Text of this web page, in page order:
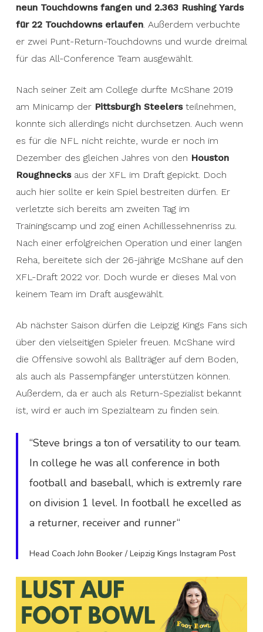
neun Touchdowns fangen und 2.363 Rushing Yards
für 22 Touchdowns erlaufen. Außerdem verbuchte
er zwei Punt-Return-Touchdowns und wurde dreimal
für das All-Conference Team ausgewählt.
Nach seiner Zeit am College durfte McShane 2019
am Minicamp der Pittsburgh Steelersteilnehmen,
konnte sich allerdings nicht durchsetzen. Auch wenn
es für die NFL nicht reichte, wurde er noch im
Dezember des gleichen Jahres von den Houston
Roughnecksaus der XFL im Draft gepickt. Doch
auch hier sollte er kein Spiel bestreiten dürfen. Er
verletzte sich bereits am zweiten Tag im
Trainingscamp und zog einen Achillessehnenriss zu.
Nach einer erfolgreichen Operation und einer langen
Reha, bereitete sich der 26-jährige McShane auf den
XFL-Draft 2022 vor. Doch wurde er dieses Mal von
keinem Team im Draft ausgewählt.
Ab nächster Saison dürfen die Leipzig Kings Fans sich
über den vielseitigen Spieler freuen. McShane wird
die Offensive sowohl als Ballträger auf dem Boden,
als auch als Passempfänger unterstützen können.
Außerdem, da er auch als Return-Spezialist bekannt
ist, wird er auch im Spezialteam zu finden sein.
“Steve brings a ton of versatility to our team.
In college he was all conference in both
football and baseball, which is extremly rare
on division 1 level. In football he excelled as
a returner, receiver and runner“
Head Coach John Booker / Leipzig Kings Instagram Post